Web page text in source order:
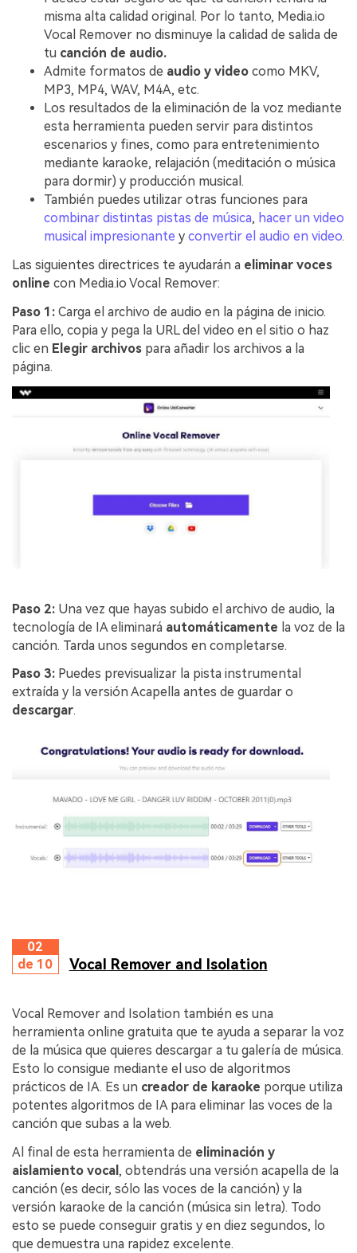
misma alta calidad original. Por lo tanto, Media.io
Vocal Remover no disminuye la calidad de salida de
tu canción de audio.
Admite formatos de audio y video como MKV,
MP3, MP4, WAV, M4A, etc.
Los resultados de la eliminación de la voz mediante
esta herramienta pueden servir para distintos
escenarios y fines, como para entretenimiento
mediante karaoke, relajación (meditación o música
para dormir) y producción musical.
También puedes utilizar otras funciones para
combinar distintas pistas de música, hacer un video
musical impresionante y convertir el audio en video.
Las siguientes directrices te ayudarán a eliminar voces
online con Media.io Vocal Remover:
Paso 1: Carga el archivo de audio en la página de inicio.
Para ello, copia y pega la URL del video en el sitio o haz
clic en Elegir archivos para añadir los archivos a la
página.
Paso 2: Una vez que hayas subido el archivo de audio, la
tecnología de IA eliminará automáticamente la voz de la
canción. Tarda unos segundos en completarse.
Paso 3: Puedes previsualizar la pista instrumental
extraída y la versión Acapella antes de guardar o
descargar.
02
de 10
Vocal Remover and Isolation
Vocal Remover and Isolation también es una
herramienta online gratuita que te ayuda a separar la voz
de la música que quieres descargar a tu galería de música.
Esto lo consigue mediante el uso de algoritmos
prácticos de IA. Es un creador de karaoke porque utiliza
potentes algoritmos de IA para eliminar las voces de la
canción que subas a la web.
Al final de esta herramienta de eliminación y
aislamiento vocal , obtendrás una versión acapella de la
canción (es decir, sólo las voces de la canción) y la
versión karaoke de la canción (música sin letra). Todo
esto se puede conseguir gratis y en diez segundos, lo
que demuestra una rapidez excelente.